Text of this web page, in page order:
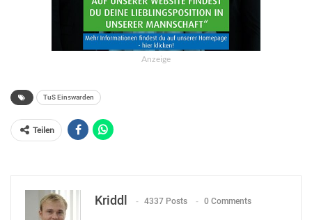
Anzeige
TuS Einswarden
Teilen
Kriddl 4337 Posts 0 Comments